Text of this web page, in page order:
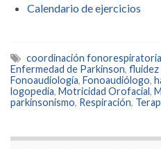
Calendario de ejercicios
coordinación fonorespiratoria
Enfermedad de Parkinson, fluidez
Fonoaudiología, Fonoaudiólogo,
logopedia, Motricidad Orofacial,
parkinsonismo, Respiración,